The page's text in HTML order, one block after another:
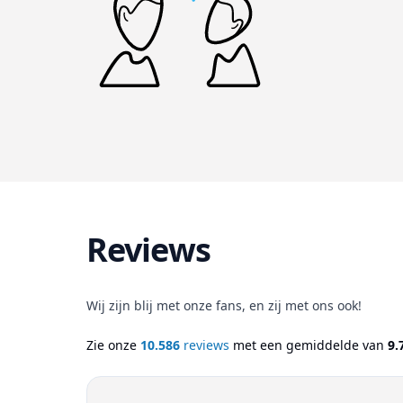
Reviews
Wij zijn blij met onze fans, en zij met ons ook!
Zie onze 10.586 reviews met een gemiddelde van